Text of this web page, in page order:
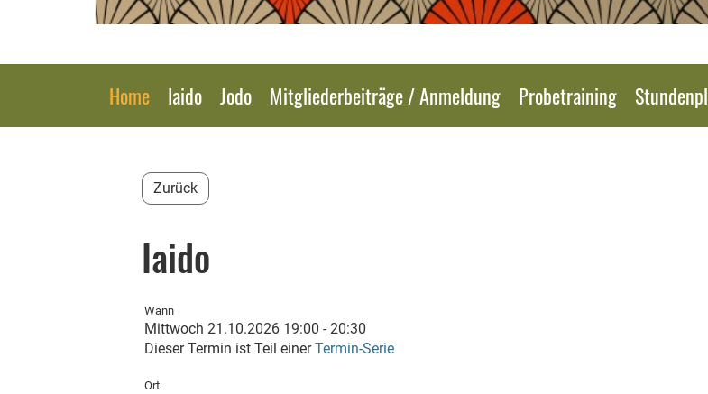
Home Iaido Jodo Mitgliederbeiträge / Anmeldung Probetraining
Zurück
Iaido
Wann
Mittwoch 21.10.2026 19:00 - 20:30
Dieser Termin ist Teil einerTermin-Serie
Ort